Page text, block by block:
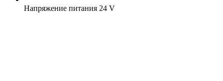
Напряжение питания 24 V